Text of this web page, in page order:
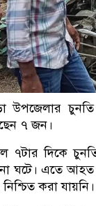
উপজেলার
৭ জন।
দিকে চুনতি
ঘটে। এতে
করা যায়নি।